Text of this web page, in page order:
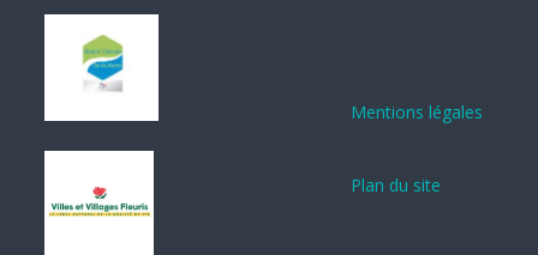
Mentions légales
Plan du site